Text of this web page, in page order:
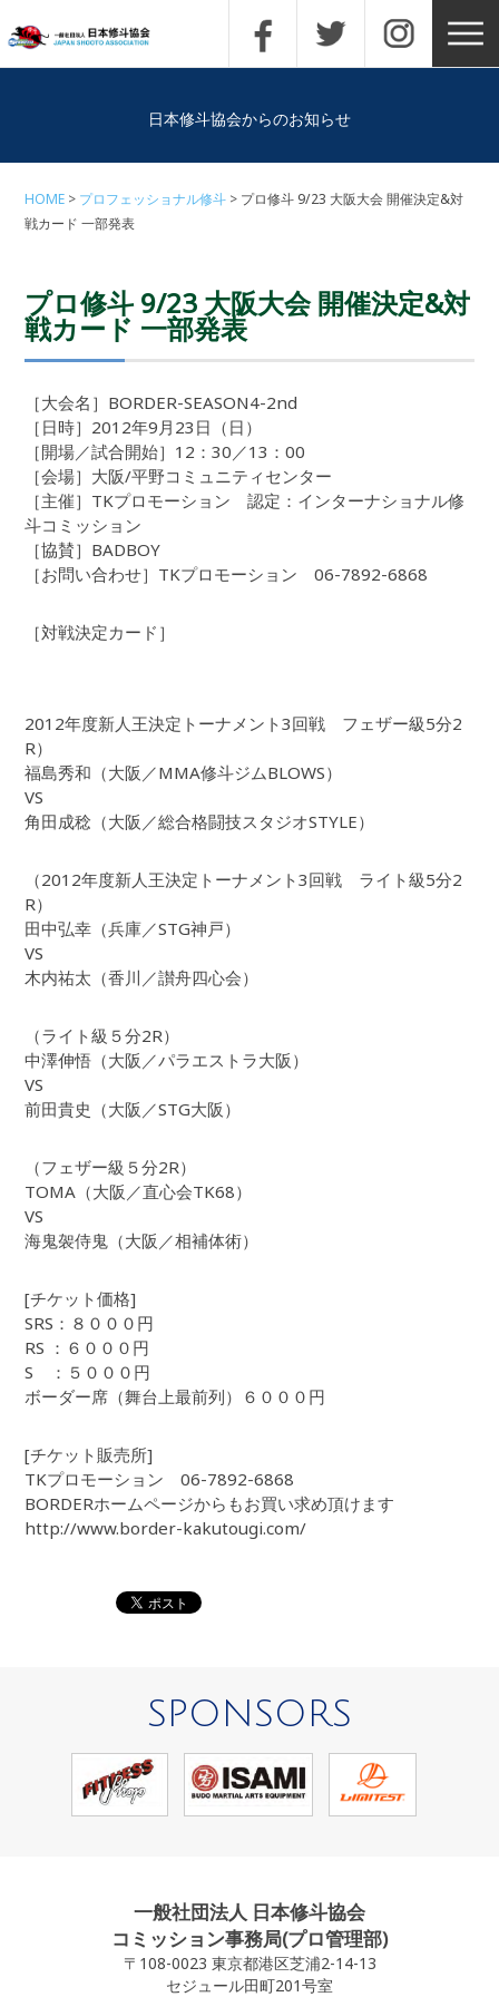
日本修斗協会からのお知らせ
HOME プロフェッショナル修斗
プロ修斗 9/23 大阪大会 開催決定&対
戦カード 一部発表
プロ修斗 9/23 大阪大会 開催決定&対
戦カード 一部発表
［大会名］BORDER-SEASON4-2nd
［日時］2012年9月23日（日）
［開場／試合開始］12：30／13：00
［会場］大阪/平野コミュニティセンター
［主催］TKプロモーション 認定：インターナショナル修
斗コミッション
［協賛］BADBOY
［お問い合わせ］TKプロモーション 06-7892-6868
［対戦決定カード］
2012年度新人王決定トーナメント3回戦 フェザー級5分2
R）
福島秀和（大阪／MMA修斗ジムBLOWS）
VS
角田成稔（大阪／総合格闘技スタジオSTYLE）
（2012年度新人王決定トーナメント3回戦 ライト級5分2
R）
田中弘幸（兵庫／STG神戸）
VS
木内祐太（香川／讃舟四心会）
（ライト級５分2R）
中澤伸悟（大阪／パラエストラ大阪）
VS
前田貴史（大阪／STG大阪）
（フェザー級５分2R）
TOMA（大阪／直心会TK68）
VS
海鬼袈侍鬼（大阪／相補体術）
[チケット価格]
SRS：８０００円
RS ：６０００円
S ：５０００円
ボーダー席（舞台上最前列）６０００円
[チケット販売所]
TKプロモーション 06-7892-6868
BORDERホームページからもお買い求め頂けます
http://www.border-kakutougi.com/
SPONSORS
一般社団法人 日本修斗協会
コミッション事務局(プロ管理部)
〒108-0023 東京都港区芝浦2-14-13
セジュール田町201号室